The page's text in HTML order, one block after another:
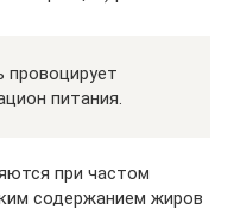
провоцирует
питания.
при частом
содержанием жиров